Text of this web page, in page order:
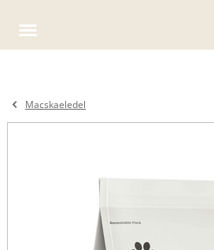
Macskaeledel